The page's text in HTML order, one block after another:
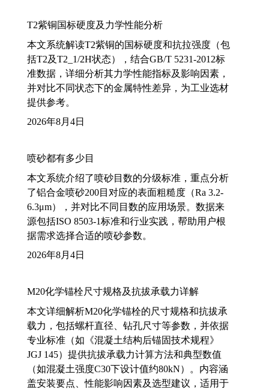
T2紫铜国标硬度及力学性能分析
本文系统解读T2紫铜的国标硬度和抗拉强度（包
括T2及T2_1/2H状态），结合GB/T 5231-2012标
准数据，详细分析其力学性能指标及影响因素，
并对比不同状态下的金属特性差异，为工业选材
提供参考。
2026年8月4日
喷砂都有多少目
本文系统介绍了喷砂目数的分级标准，重点分析
了铝合金喷砂200目对应的表面粗糙度（Ra 3.2-
6.3μm），并对比不同目数的应用场景。数据来
源包括ISO 8503-1标准和行业实践，帮助用户根
据需求选择合适的喷砂参数。
2026年8月4日
M20化学锚栓尺寸规格及抗拔承载力详解
本文详细解析M20化学锚栓的尺寸规格和抗拔承
载力，包括螺杆直径、钻孔尺寸等参数，并依据
专业标准（如《混凝土结构后锚固技术规程》
JGJ 145）提供抗拔承载力计算方法和典型数值
（如混凝土强度C30下设计值约80kN）。内容涵
盖安装要点、性能影响因素及选型建议，适用于